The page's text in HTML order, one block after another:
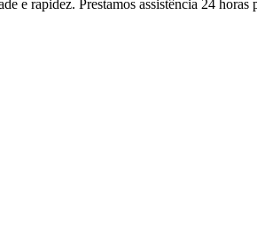
e rapidez. Prestamos assistência 24